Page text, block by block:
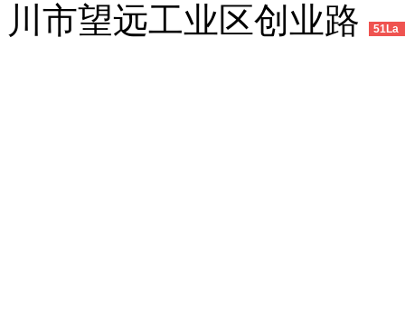
川市望远工业区创业路
51La